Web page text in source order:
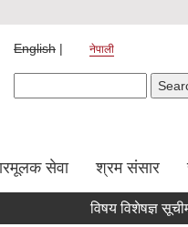
English नेपाली
सेवा श्रम संसार
विषय विशेषज्ञ सूचीमा